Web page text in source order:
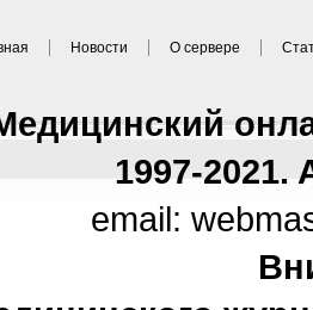
Новости О сервере
1997-2021.
email: